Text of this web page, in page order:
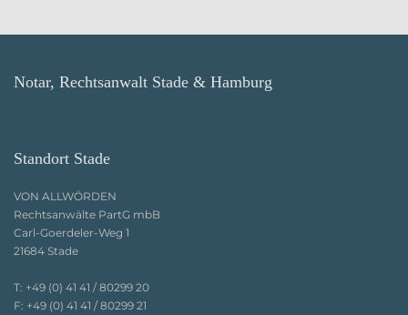
Notar, Rechtsanwalt Stade & Hamburg
Standort Stade
VON ALLWÖRDEN
Rechtsanwälte PartG mbB
Carl-Goerdeler-Weg 1
21684 Stade
T: +49 (0) 41 41 / 80299 20
F: +49 (0) 41 41 / 80299 21